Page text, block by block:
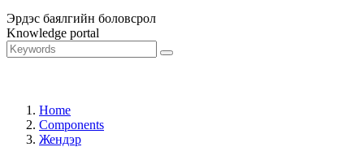
Эрдэс баялгийн боловсрол
Knowledge portal
Home
Components
Жендэр